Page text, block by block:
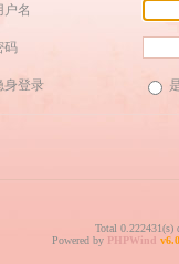
户名
码
身登录
Total 0.222431(s)
Powered by PHPWind v6.0